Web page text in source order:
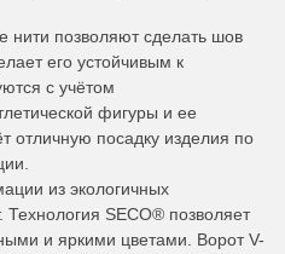
нити позволяют сделать шов
его устойчивым к
с учётом
фигуры и ее
отличную посадку изделия по
из экологичных
Технология SECO® позволяет
и яркими цветами. Ворот V-